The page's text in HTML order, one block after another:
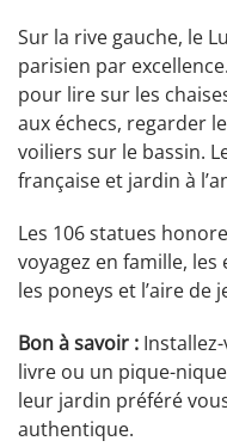
Sur la rive gauche, le
parisien par
pour lire sur les
aux échecs, regarder
voiliers sur le bassin.
française et jardin à
Les 106 statues
voyagez en famille,
les poneys et l’aire de
Bon à savoir :
livre ou un pique-
leur jardin préféré
authentique.